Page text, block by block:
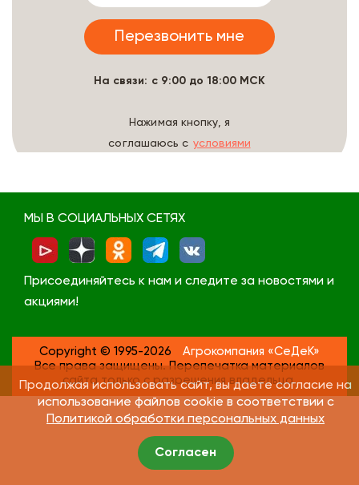
На связи: с 9:00 до 18:00 МСК
Нажимая кнопку, я
соглашаюсь с условиями
МЫ В СОЦИАЛЬНЫХ СЕТЯХ
Присоединяйтесь к нам и следите за новостями и
акциями!
Copyright © 1995-2026
Агрокомпания «СеДеК»
Все права защищены. Перепечатка материалов
сайта только с разрешения владельца.
Продолжая использовать сайт, вы даете согласие на
использование файлов cookie в соответствии с
Политикой обработки персональных данных
Согласен